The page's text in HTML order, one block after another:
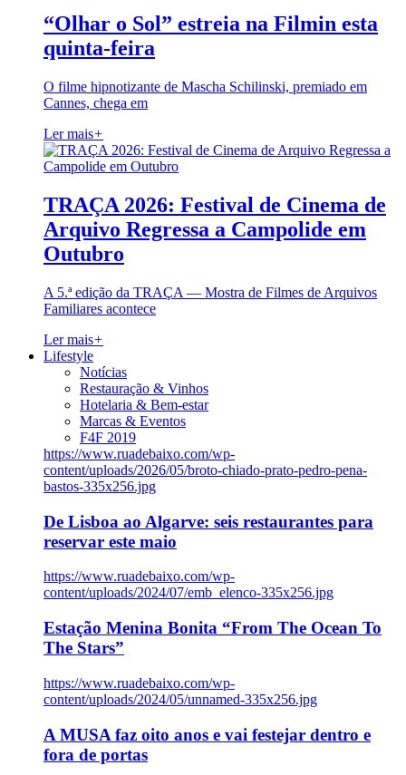
“Olhar o Sol” estreia na Filmin esta
quinta-feira
O filme hipnotizante de Mascha Schilinski, premiado em
Cannes, chega em
Ler mais+
TRAÇA 2026: Festival de Cinema de
Arquivo Regressa a Campolide em
Outubro
A 5.ª edição da TRAÇA — Mostra de Filmes de Arquivos
Familiares acontece
Ler mais+
Lifestyle
Notícias
Restauração & Vinhos
Hotelaria & Bem-estar
Marcas & Eventos
F4F 2019
https://www.ruadebaixo.com/wp-
content/uploads/2026/05/broto-chiado-prato-pedro-pena-
bastos-335x256.jpg
De Lisboa ao Algarve: seis restaurantes para
reservar este maio
https://www.ruadebaixo.com/wp-
content/uploads/2024/07/emb_elenco-335x256.jpg
Estação Menina Bonita “From The Ocean To
The Stars”
https://www.ruadebaixo.com/wp-
content/uploads/2024/05/unnamed-335x256.jpg
A MUSA faz oito anos e vai festejar dentro e
fora de portas